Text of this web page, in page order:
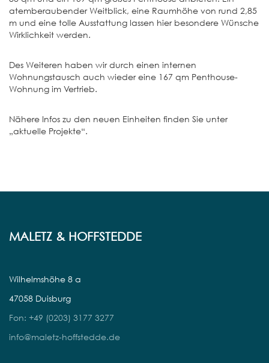
atemberaubender Weitblick, eine Raumhöhe von rund 2,85
m und eine tolle Ausstattung lassen hier besondere Wünsche
Wirklichkeit werden.
Des Weiteren haben wir durch einen internen
Wohnungstausch auch wieder eine 167 qm Penthouse-
Wohnung im Vertrieb.
Nähere Infos zu den neuen Einheiten finden Sie unter
„aktuelle Projekte“.
MALETZ & HOFFSTEDDE
Wilhelmshöhe 8 a
47058 Duisburg
Fon: +49 (0203) 3177 3277
info@maletz-hoffstedde.de